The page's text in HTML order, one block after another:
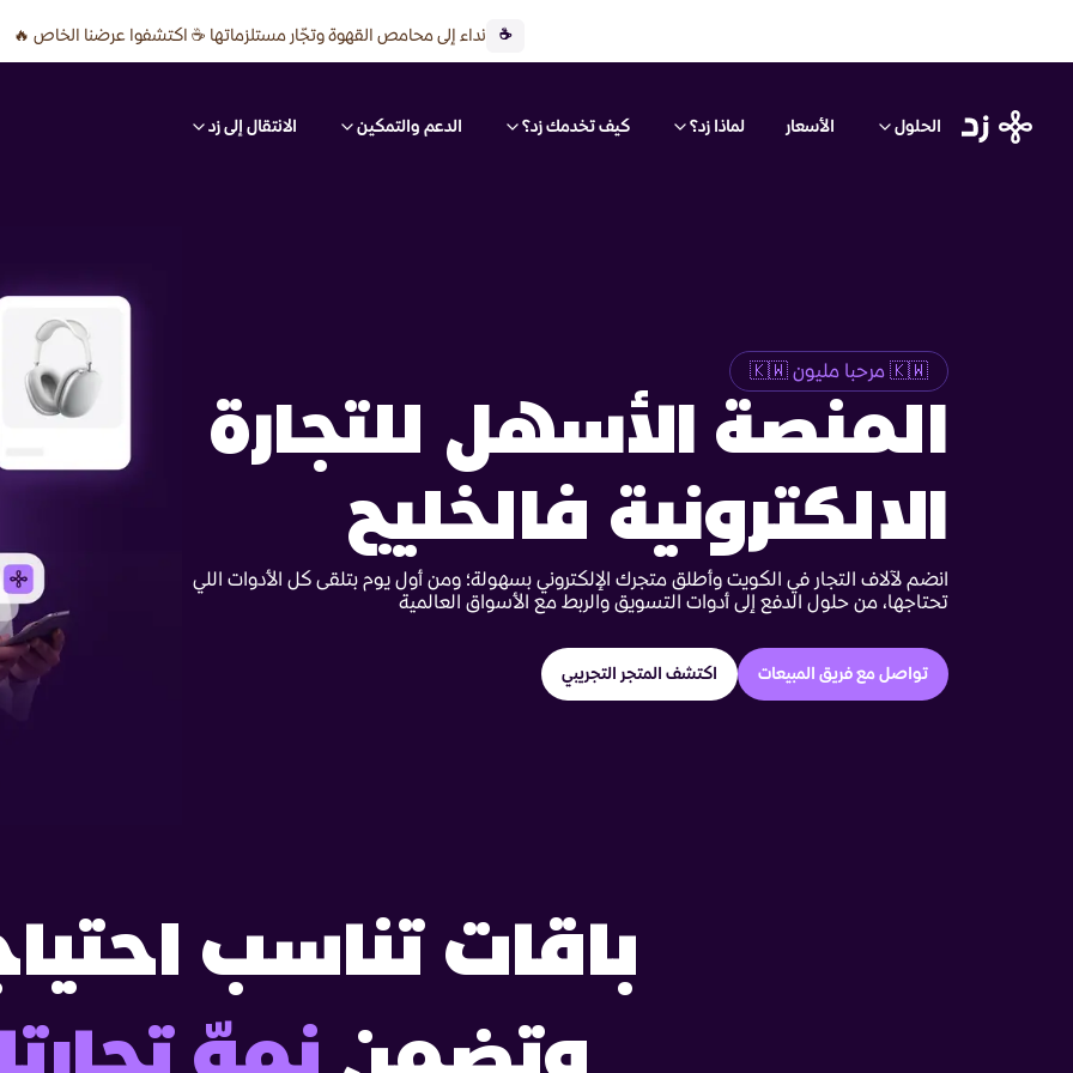
☕ نداء إلى محامص القهوة وتجّار مستلزماتها ☕ اكتشفوا عرضنا الخاص 🔥
الحلول الأسعار لماذا زد؟ كيف تخدمك زد؟ الدعم والتمكين الانتقال إلى زد
🇰🇼 مرحبا مليون 🇰🇼
المنصة الأسهل للتجارة
الالكترونية فالخليج
انضم لآلاف التجار في الكويت وأطلق متجرك الإلكتروني بسهولة؛ ومن أول يوم بتلقى كل الأدوات اللي
تحتاجها، من حلول الدفع إلى أدوات التسويق والربط مع الأسواق العالمية
تواصل مع فريق المبيعات اكتشف المتجر التجريبي
باقات تناسب